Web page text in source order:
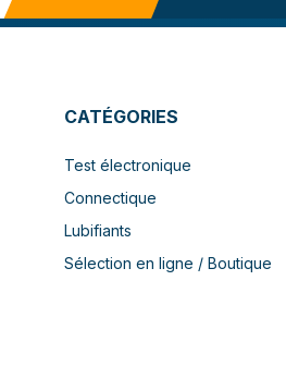
CATÉGORIES
Test électronique
Connectique
Lubifiants
Sélection en ligne / Boutique